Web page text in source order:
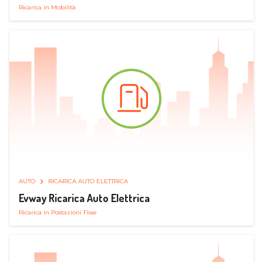
Ricarica in Mobilità
AUTO RICARICA AUTO ELETTRICA
Evway Ricarica Auto Elettrica
Ricarica in Postazioni Fisse